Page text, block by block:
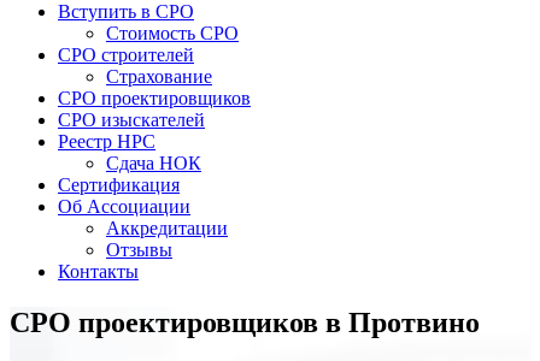
Вступить в СРО
Стоимость СРО
СРО строителей
Страхование
СРО проектировщиков
СРО изыскателей
Реестр НРС
Сдача НОК
Сертификация
Об Ассоциации
Аккредитации
Отзывы
Контакты
СРО проектировщиков в Протвино